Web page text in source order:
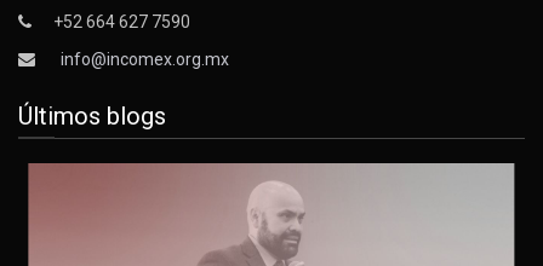
+52 664 627 7590
info@incomex.org.mx
Últimos blogs